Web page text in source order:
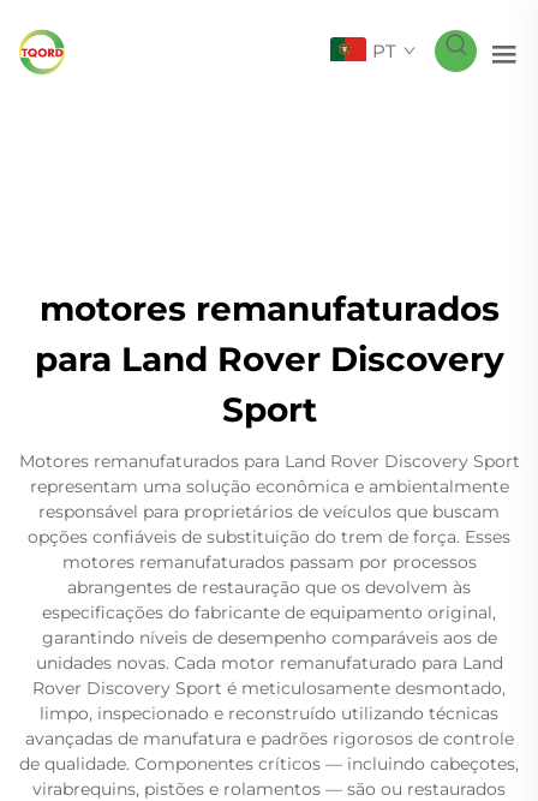
PT
motores remanufaturados
para Land Rover Discovery
Sport
Motores remanufaturados para Land Rover Discovery Sport
representam uma solução econômica e ambientalmente
responsável para proprietários de veículos que buscam
opções confiáveis de substituição do trem de força. Esses
motores remanufaturados passam por processos
abrangentes de restauração que os devolvem às
especificações do fabricante de equipamento original,
garantindo níveis de desempenho comparáveis aos de
unidades novas. Cada motor remanufaturado para Land
Rover Discovery Sport é meticulosamente desmontado,
limpo, inspecionado e reconstruído utilizando técnicas
avançadas de manufatura e padrões rigorosos de controle
de qualidade. Componentes críticos — incluindo cabeçotes,
virabrequins, pistões e rolamentos — são ou restaurados